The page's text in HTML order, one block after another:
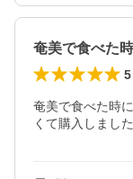
5
奄美で食べた時
くて購入しました